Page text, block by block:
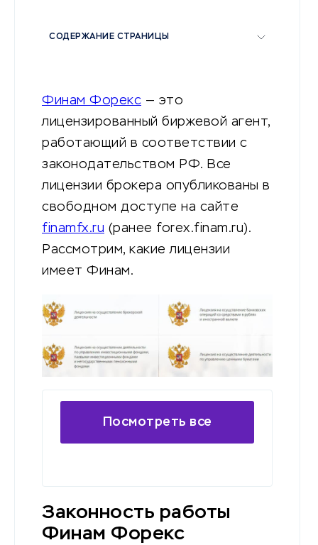
СОДЕРЖАНИЕ СТРАНИЦЫ
Финам Форекс — это
лицензированный биржевой агент,
работающий в соответствии с
законодательством РФ. Все
лицензии брокера опубликованы в
свободном доступе на сайте
finamfx.ru (ранее forex.finam.ru).
Рассмотрим, какие лицензии
имеет Финам.
Посмотреть все
Законность работы
Финам Форекс